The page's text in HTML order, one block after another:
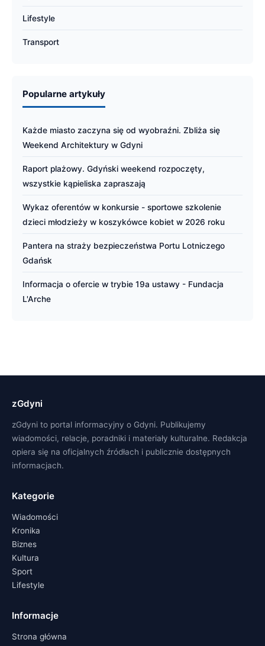
Lifestyle
Transport
Popularne artykuły
Każde miasto zaczyna się od wyobraźni. Zbliża się
Weekend Architektury w Gdyni
Raport plażowy. Gdyński weekend rozpoczęty,
wszystkie kąpieliska zapraszają
Wykaz oferentów w konkursie - sportowe szkolenie
dzieci młodzieży w koszykówce kobiet w 2026 roku
Pantera na straży bezpieczeństwa Portu Lotniczego
Gdańsk
Informacja o ofercie w trybie 19a ustawy - Fundacja
L'Arche
zGdyni
zGdyni to portal informacyjny o Gdyni. Publikujemy
wiadomości, relacje, poradniki i materiały kulturalne. Redakcja
opiera się na oficjalnych źródłach i publicznie dostępnych
informacjach.
Kategorie
Wiadomości
Kronika
Biznes
Kultura
Sport
Lifestyle
Informacje
Strona główna